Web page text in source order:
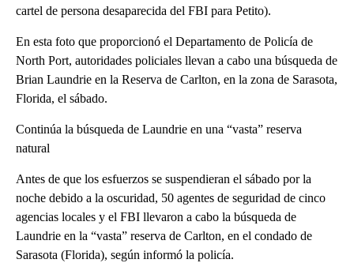
cartel de persona desaparecida del FBI para Petito).
En esta foto que proporcionó el Departamento de Policía de
North Port, autoridades policiales llevan a cabo una búsqueda de
Brian Laundrie en la Reserva de Carlton, en la zona de Sarasota,
Florida, el sábado.
Continúa la búsqueda de Laundrie en una “vasta” reserva
natural
Antes de que los esfuerzos se suspendieran el sábado por la
noche debido a la oscuridad, 50 agentes de seguridad de cinco
agencias locales y el FBI llevaron a cabo la búsqueda de
Laundrie en la “vasta” reserva de Carlton, en el condado de
Sarasota (Florida), según informó la policía.